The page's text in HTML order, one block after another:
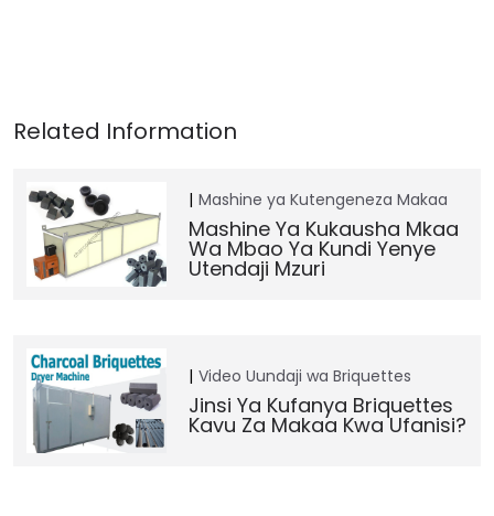
Mashine ya Kutengeneza Makaa
Mashine Ya Kukausha Mkaa
Wa Mbao Ya Kundi Yenye
Utendaji Mzuri
Video Uundaji wa Briquettes
Jinsi Ya Kufanya Briquettes
Kavu Za Makaa Kwa Ufanisi?